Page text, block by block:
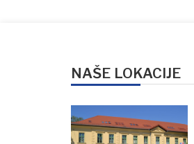
NAŠE LOKACIJE